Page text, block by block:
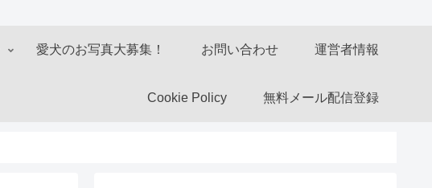
愛犬のお写真大募集！ お問い合わせ 運営者情報
Cookie Policy 無料メール配信登録